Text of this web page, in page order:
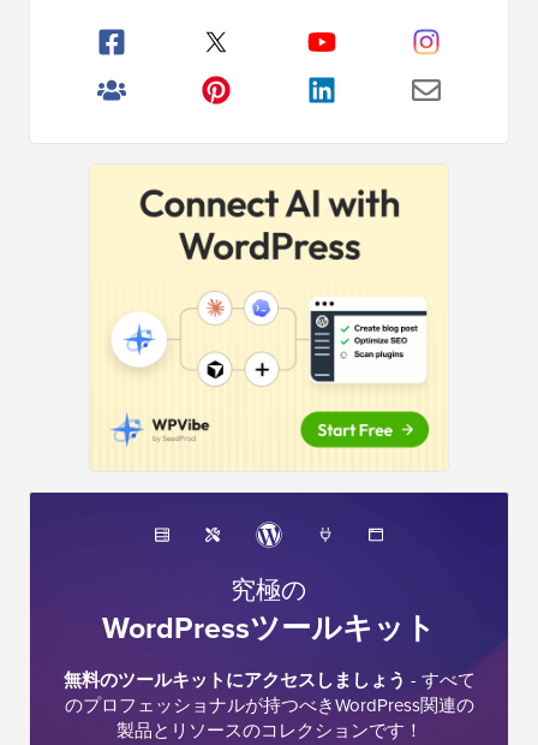
イ
究極の
WordPressツールキット
無料のツールキットにアクセスしましょう - すべて
のプロフェッショナルが持つべきWordPress関連の
製品とリソースのコレクションです！